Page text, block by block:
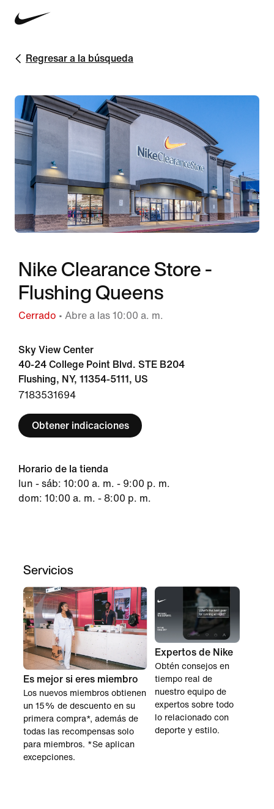
Regresar a la búsqueda
Nike Clearance Store -
Flushing Queens
Cerrado • Abre a las 10:00 a. m.
Sky View Center
40-24 College Point Blvd. STE B204
Flushing, NY, 11354-5111, US
7183531694
Obtener indicaciones
Horario de la tienda
lun - sáb: 10:00 a. m. - 9:00 p. m.
dom: 10:00 a. m. - 8:00 p. m.
Servicios
Es mejor si eres miembro
Los nuevos miembros obtienen
un 15% de descuento en su
primera compra*, además de
todas las recompensas solo
para miembros. *Se aplican
excepciones.
Expertos de Nike
Obtén consejos en
tiempo real de
nuestro equipo de
expertos sobre todo
lo relacionado con
deporte y estilo.